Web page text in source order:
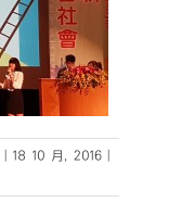
18 10 月, 2016
中